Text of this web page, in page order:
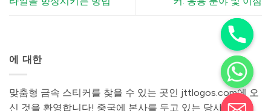
에 대한
맞춤형 금속 스티커를 찾을 수 있는 곳인 jttlogos.com에 오
신 것을 환영합니다! 중국에 본사를 두고 있는 당사는 니켈